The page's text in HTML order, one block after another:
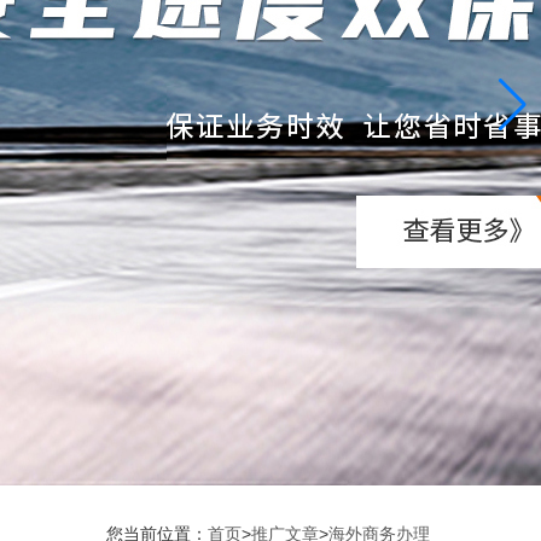
您当前位置： 首页>推广文章>海外商务办理